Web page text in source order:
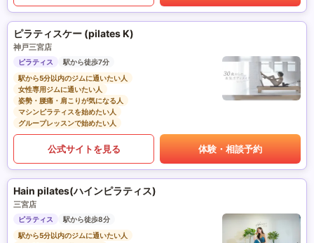
ピラティスケー (pilates K)
神戸三宮店
ピラティス
駅から徒歩7分
駅から5分以内のジムに通いたい人
女性専用ジムに通いたい人
姿勢・腰痛・肩こりが気になる人
マシンピラティスを始めたい人
グループレッスンで始めたい人
公式サイトを見る 体験・相談予約
Hain pilates(ハインピラティス)
三宮店
ピラティス
駅から徒歩8分
駅から5分以内のジムに通いたい人